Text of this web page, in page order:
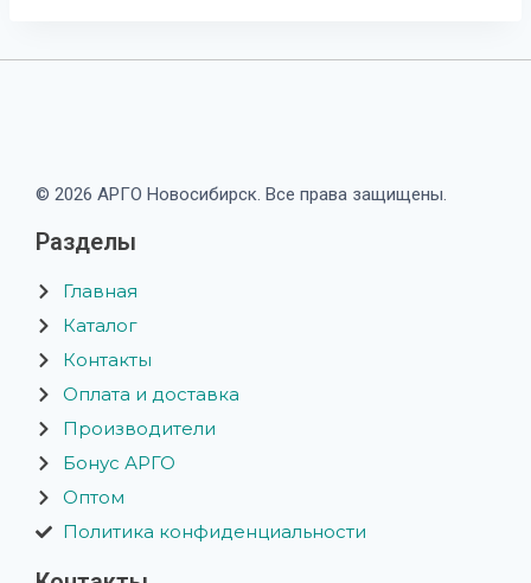
© 2026 АРГО Новосибирск. Все права защищены.
Разделы
Главная
Каталог
Контакты
Оплата и доставка
Производители
Бонус АРГО
Оптом
Политика конфиденциальности